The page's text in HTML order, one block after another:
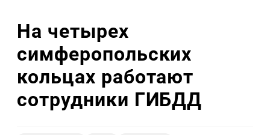
На четырех
симферопольских
кольцах работают
сотрудники ГИБДД